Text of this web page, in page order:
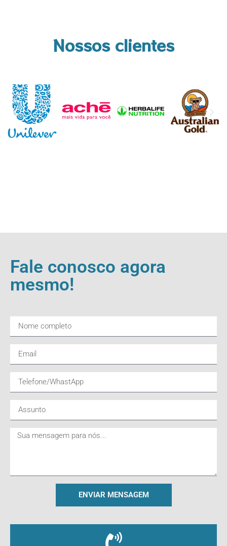
Nossos clientes
Fale conosco agora
mesmo!
ENVIAR MENSAGEM